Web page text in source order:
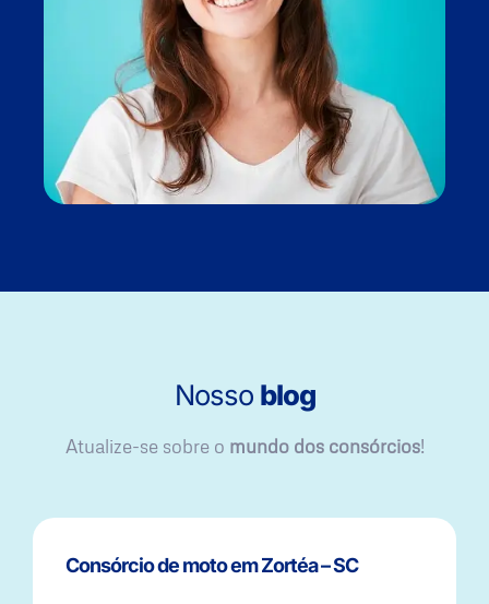
Nosso blog
Atualize-se sobre o mundo dos consórcios!
Consórcio de moto em Zortéa – SC